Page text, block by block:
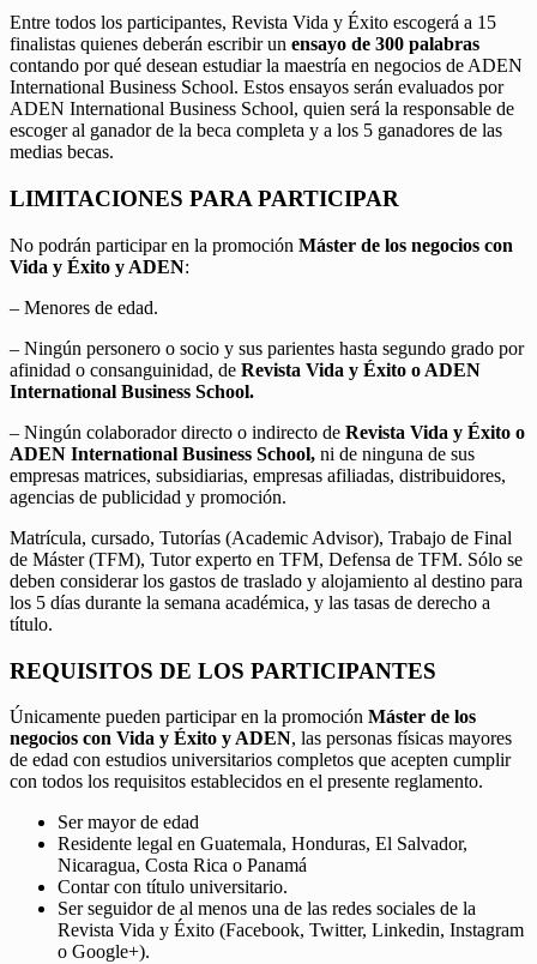
Entre todos los participantes, Revista Vida y Éxito escogerá a 15
finalistas quienes deberán escribir un ensayo de 300 palabras
contando por qué desean estudiar la maestría en negocios de ADEN
International Business School. Estos ensayos serán evaluados por
ADEN International Business School, quien será la responsable de
escoger al ganador de la beca completa y a los 5 ganadores de las
medias becas.
LIMITACIONES PARA PARTICIPAR
No podrán participar en la promoción Máster de los negocios con
Vida y Éxito y ADEN:
– Menores de edad.
– Ningún personero o socio y sus parientes hasta segundo grado por
afinidad o consanguinidad, de Revista Vida y Éxito o ADEN
International Business School.
– Ningún colaborador directo o indirecto de Revista Vida y Éxito o
ADEN International Business School, ni de ninguna de sus
empresas matrices, subsidiarias, empresas afiliadas, distribuidores,
agencias de publicidad y promoción.
Matrícula, cursado, Tutorías (Academic Advisor), Trabajo de Final
de Máster (TFM), Tutor experto en TFM, Defensa de TFM. Sólo se
deben considerar los gastos de traslado y alojamiento al destino para
los 5 días durante la semana académica, y las tasas de derecho a
título.
REQUISITOS DE LOS PARTICIPANTES
Únicamente pueden participar en la promoción Máster de los
negocios con Vida y Éxito y ADEN, las personas físicas mayores
de edad con estudios universitarios completos que acepten cumplir
con todos los requisitos establecidos en el presente reglamento.
Ser mayor de edad
Residente legal en Guatemala, Honduras, El Salvador,
Nicaragua, Costa Rica o Panamá
Contar con título universitario.
Ser seguidor de al menos una de las redes sociales de la
Revista Vida y Éxito (Facebook, Twitter, Linkedin, Instagram
o Google+).